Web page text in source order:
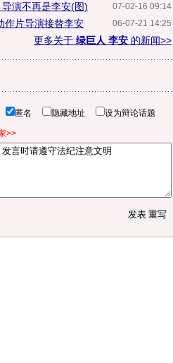
07-02-16 09:14
导演不再是李安(图)
06-07-21 14:25
作片导演接替李安
更多关于 绿巨人 李安 的新闻>>
匿名 隐藏地址 设为辩论话题
>>